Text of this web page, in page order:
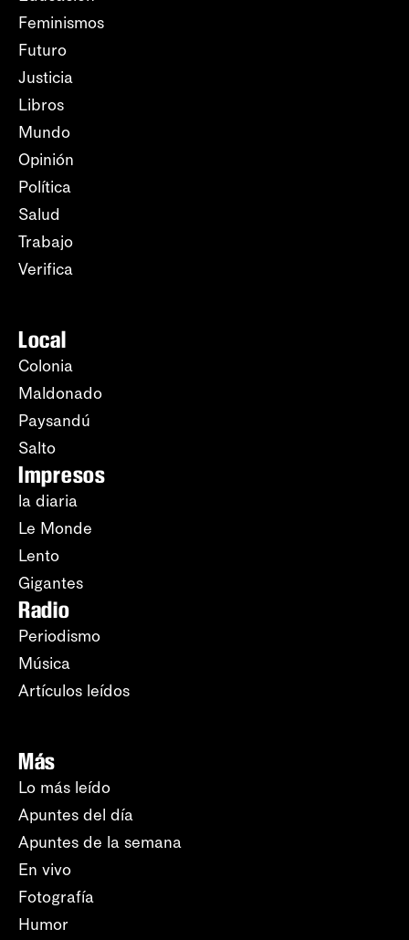
Feminismos
Futuro
Justicia
Libros
Mundo
Opinión
Política
Salud
Trabajo
Verifica
Local
Colonia
Maldonado
Paysandú
Salto
Impresos
la diaria
Le Monde
Lento
Gigantes
Radio
Periodismo
Música
Artículos leídos
Más
Lo más leído
Apuntes del día
Apuntes de la semana
En vivo
Fotografía
Humor